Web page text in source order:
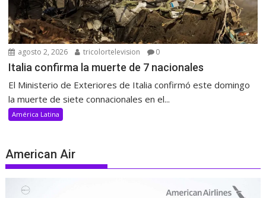
agosto 2, 2026 tricolortelevision 0
Italia confirma la muerte de 7 nacionales
El Ministerio de Exteriores de Italia confirmó este domingo
la muerte de siete connacionales en el...
América Latina
American Air